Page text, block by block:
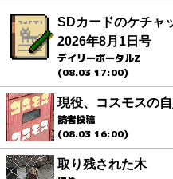
SDカードのケチャ
2026年8月1日号
デイリーポータルZ
(08.03 17:00)
現役、コスモスの
読者投稿
(08.03 16:00)
取り残された木